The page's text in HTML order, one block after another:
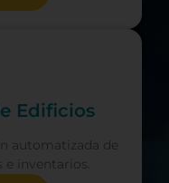
Edificios
automatizada de
e inventarios.